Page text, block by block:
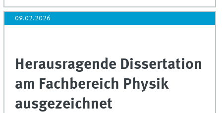
09.02.2026
Herausragende Dissertation
am Fachbereich Physik
ausgezeichnet